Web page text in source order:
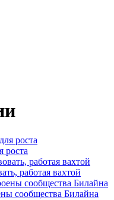
роста
работая вахтой
сообщества Билайна